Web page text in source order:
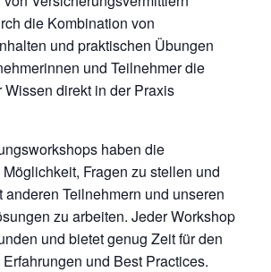
die Kombination von
und praktischen Übungen
und Teilnehmer die
Wissen direkt in der Praxis
haben die
Fragen zu stellen und
anderen Teilnehmern und unseren
zu arbeiten. Jeder Workshop
und bietet genug Zeit für den
und Best Practices.